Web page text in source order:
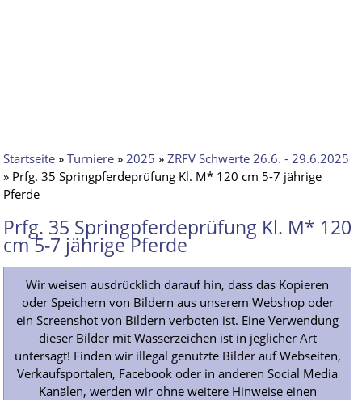
Startseite »Turniere »2025 »ZRFV Schwerte 26.6. - 29.6.2025
» Prfg. 35 Springpferdeprüfung Kl. M* 120 cm 5-7 jährige
Pferde
Prfg. 35 Springpferdeprüfung Kl. M* 120
cm 5-7 jährige Pferde
Wir weisen ausdrücklich darauf hin, dass das Kopieren
oder Speichern von Bildern aus unserem Webshop oder
ein Screenshot von Bildern verboten ist. Eine Verwendung
dieser Bilder mit Wasserzeichen ist in jeglicher Art
untersagt! Finden wir illegal genutzte Bilder auf Webseiten,
Verkaufsportalen, Facebook oder in anderen Social Media
Kanälen, werden wir ohne weitere Hinweise einen